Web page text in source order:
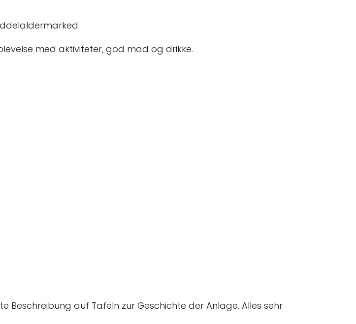
med aktiviteter, god mad og drikke.
Beschreibung auf Tafeln zur Geschichte der Anlage. Alles sehr